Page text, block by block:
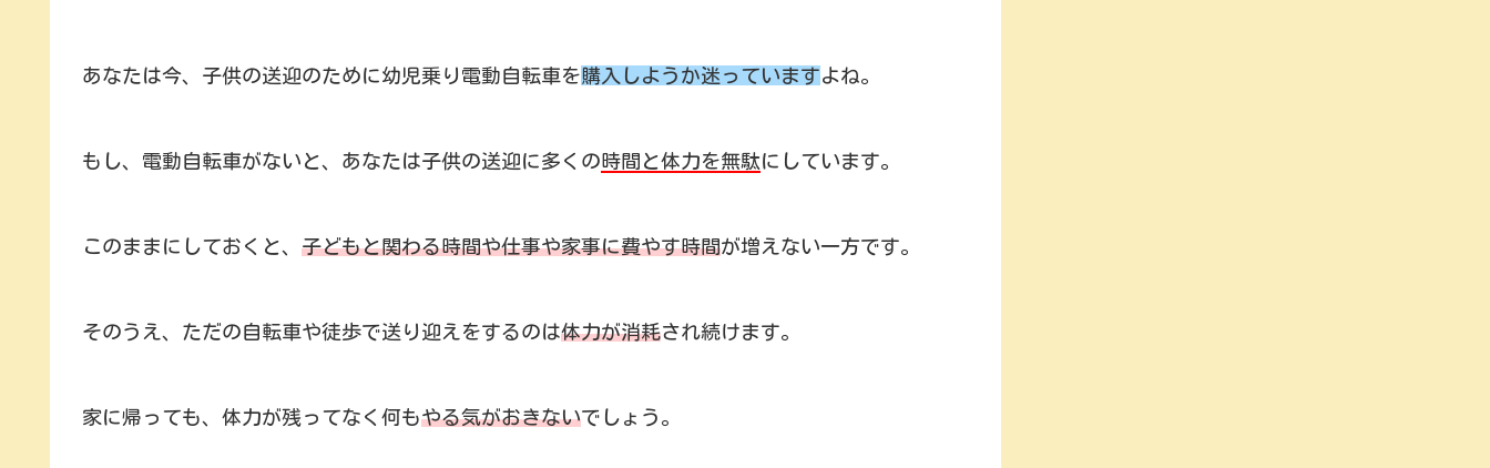
あなたは今、子供の送迎のために幼児乗り電動自転車を購入しようか迷っていますよね。
もし、電動自転車がないと、あなたは子供の送迎に多くの時間と体力を無駄にしています。
このままにしておくと、 子どもと関わる時間や仕事や家事に費やす時間が増えない一方です。
そのうえ、ただの自転車や徒歩で送り迎えをするのは体力が消耗され続けます。
家に帰っても、体力が残ってなく何もやる気がおきないでしょう。